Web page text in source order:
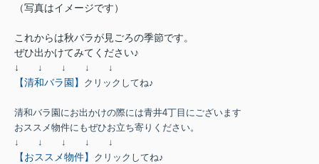
（写真はイメージです）
これからは秋バラが見ごろの季節です。
ぜひ出かけてみてください♪
↓
↓ ↓ ↓ ↓
【清和バラ園】 クリックしてね♪
清和バラ園にお出かけの際には青井4丁目にございます
おススメ物件にもぜひお立ち寄りください。
↓
↓ ↓ ↓ ↓
【おススメ物件】 クリックしてね♪